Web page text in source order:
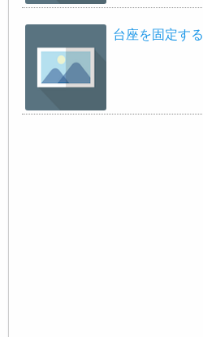
台座を固定する